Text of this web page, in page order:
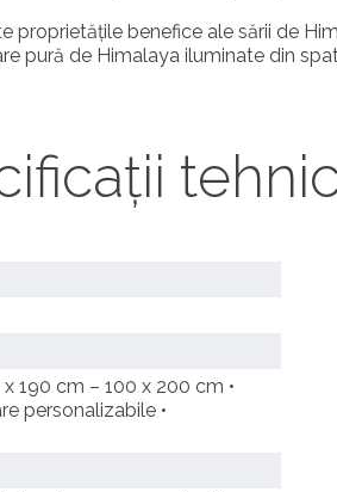
benefice ale sării de
pură de Himalaya iluminate din
190 cm – 100 x 200 cm •
personalizabile •